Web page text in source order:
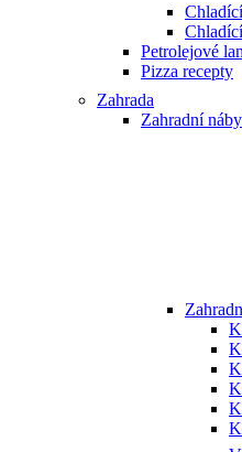
Petrolejové
Pizza recepty
Zahrada
Zahradní